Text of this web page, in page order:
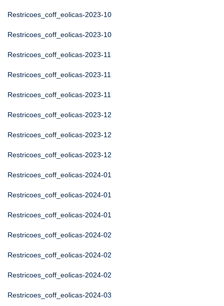
Restricoes_coff_eolicas-2023-10
Restricoes_coff_eolicas-2023-10
Restricoes_coff_eolicas-2023-11
Restricoes_coff_eolicas-2023-11
Restricoes_coff_eolicas-2023-11
Restricoes_coff_eolicas-2023-12
Restricoes_coff_eolicas-2023-12
Restricoes_coff_eolicas-2023-12
Restricoes_coff_eolicas-2024-01
Restricoes_coff_eolicas-2024-01
Restricoes_coff_eolicas-2024-01
Restricoes_coff_eolicas-2024-02
Restricoes_coff_eolicas-2024-02
Restricoes_coff_eolicas-2024-02
Restricoes_coff_eolicas-2024-03